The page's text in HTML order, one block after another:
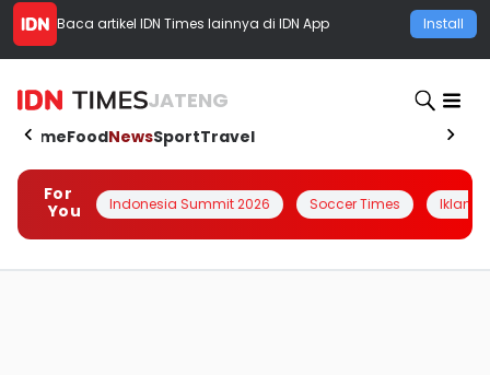
Baca artikel IDN Times lainnya di IDN App Install
JATENG
HomeFoodNewsSportTravel
For
You
Indonesia Summit 2026 Soccer Times Iklanin